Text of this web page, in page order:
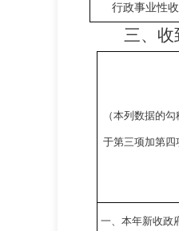
行政事业性
三、收
（本列数据的
于第三项加第四
一、本年新收政